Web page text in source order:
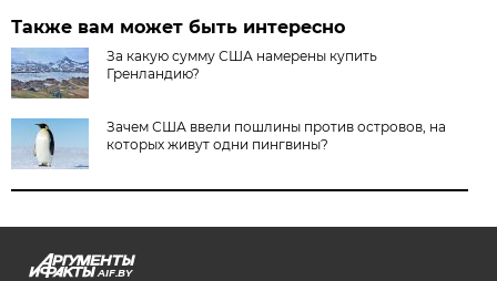
Также вам может быть интересно
За какую сумму США намерены купить
Гренландию?
Зачем США ввели пошлины против островов, на
которых живут одни пингвины?
AIF.BY